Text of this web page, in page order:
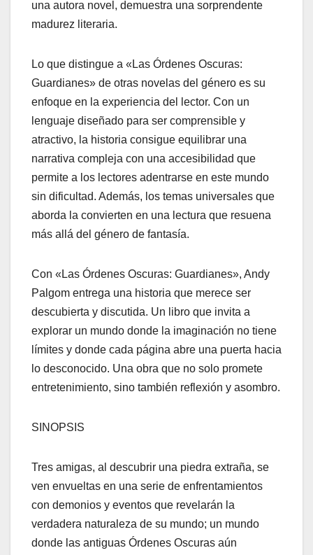
una autora novel, demuestra una sorprendente
madurez literaria.
Lo que distingue a «Las Órdenes Oscuras:
Guardianes» de otras novelas del género es su
enfoque en la experiencia del lector. Con un
lenguaje diseñado para ser comprensible y
atractivo, la historia consigue equilibrar una
narrativa compleja con una accesibilidad que
permite a los lectores adentrarse en este mundo
sin dificultad. Además, los temas universales que
aborda la convierten en una lectura que resuena
más allá del género de fantasía.
Con «Las Órdenes Oscuras: Guardianes», Andy
Palgom entrega una historia que merece ser
descubierta y discutida. Un libro que invita a
explorar un mundo donde la imaginación no tiene
límites y donde cada página abre una puerta hacia
lo desconocido. Una obra que no solo promete
entretenimiento, sino también reflexión y asombro.
SINOPSIS
Tres amigas, al descubrir una piedra extraña, se
ven envueltas en una serie de enfrentamientos
con demonios y eventos que revelarán la
verdadera naturaleza de su mundo; un mundo
donde las antiguas Órdenes Oscuras aún